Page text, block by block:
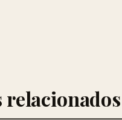
relacionados